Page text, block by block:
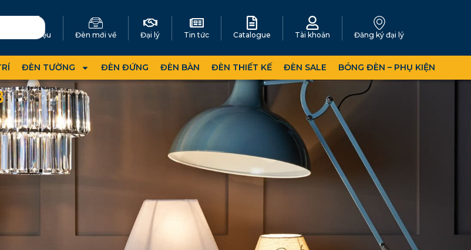
Giới thiệu Đèn mới về Đại lý Tin tức Catalogue Tài khoản Đăng ký đại lý
ĐÈN TƯỜNG ĐÈN ĐỨNG ĐÈN BÀN ĐÈN THIẾT KẾ ĐÈN SALE BÓNG ĐÈN – PHỤ KIỆN